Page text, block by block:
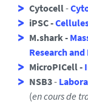
Cytocell-
iPSC -
M.shark -
Research
MicroPICell -
NSB3-
(en cours de